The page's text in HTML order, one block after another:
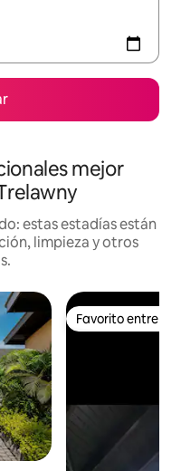
mejor
estas estadías están
limpieza y otros
Favorito entre
Favorito entre